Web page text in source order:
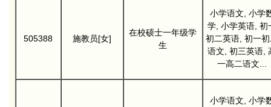
505388 施教员[女]
在校硕士一年级学
生
小学语文, 小学
学, 小学英语, 初
初二英语, 初一
语文, 初三英语,
一高二语文...
小学语文, 小学